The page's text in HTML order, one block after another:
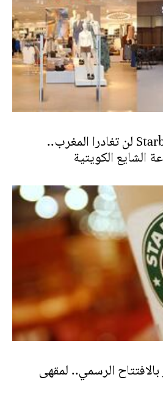
علامتا H&Mو Starbucks لن تغادرا المغرب..
الكويتية
بالافتتاح الرسمي.. لمقهى